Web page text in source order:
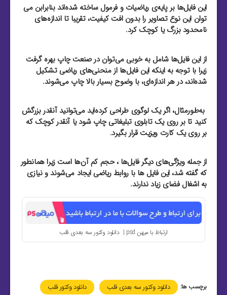
این فایل‌ها بر پایه‌ی ریاضیات و فرمول ساخته شده‌اند بنابرابن می
توان این نوع تصاویر را بدون افت کیفیت، تقریبا تا اندازه‌های
نامحدود بزرگ یا کوچک کرد.
از این فایل‌‌ها شامل به خوبی می‌توان در صنعت چاپ بهره گرفت
زیرا با توجه به اینکه این فایل‌‌ها از منحنی‌های ریاضی تشکیل
شده‌اند، در هر اندازه‌ای، با وضوح بسیار بالا چاپ می‌شوند.
به‌طور‌مثال، اگر یک لوگوی طراحی کرده‌اید می‌توانید آنقدر بزرگش
کنید تا بر روی یک تابلوی تبلیغاتی چاپ شود یا آنقدر کوچک که
بر روی یک کارت ویزیت قرار بگیرد.
از جمله ویژگی‌های دیگر فایل‌ها ، حجم کم آن‌ها است زیرا همانطور
که گفته شد، این فایل‌ ها با روابط ریاضی ایجاد می‌شوند و نیازی
به اشغال فضای زیاد ندارند.
ارتباط با میهن psd | دانلود وکتور سه بعدی قلب
برچسب ها: دانلود وکتور سه بعدی قلب
دانلود وکتور قلب